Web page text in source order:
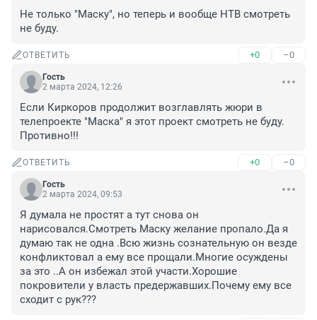
Не только "Маску", но теперь и вообще НТВ смотреть
не буду.
ОТВЕТИТЬ +0 –0
Гость
2 марта 2024, 12:26
Если Киркоров продолжит возглавлять жюри в
телепроекте "Маска" я этот проект смотреть не буду.
Противно!!!
ОТВЕТИТЬ +0 –0
Гость
2 марта 2024, 09:53
Я думала не простят а тут снова он
нарисовался.Смотреть Маску желание пропало.Да я
думаю так не одна .Всю жизнь сознательную он везде
конфликтовал а ему все прощали.Многие осуждены
за это ..А он избежал этой участи.Хорошие
покровители у власть предержавших.Почему ему все
сходит с рук???